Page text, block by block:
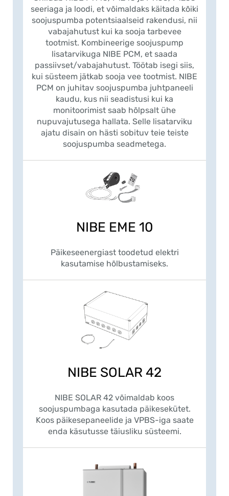
seeriaga ja loodi, et võimaldaks käitada kõiki
soojuspumba potentsiaalseid rakendusi, nii
vabajahutust kui ka sooja tarbevee
tootmist. Kombineerige soojuspump
lisatarvikuga NIBE PCM, et saada
passiivset/vabajahutust. Töötab isegi siis,
kui süsteem jätkab sooja vee tootmist. NIBE
PCM on juhitav soojuspumba juhtpaneeli
kaudu, kus nii seadistusi kui ka
monitoorimist saab hõlpsalt ühe
nupuvajutusega hallata. Selle lisatarviku
ajatu disain on hästi sobituv teie teiste
soojuspumba seadmetega.
NIBE EME 10
Päikeseenergiast toodetud elektri
kasutamise hõlbustamiseks.
NIBE SOLAR 42
NIBE SOLAR 42 võimaldab koos
soojuspumbaga kasutada päikesekütet.
Koos päikesepaneelide ja VPBS-iga saate
enda käsutusse täiusliku süsteemi.